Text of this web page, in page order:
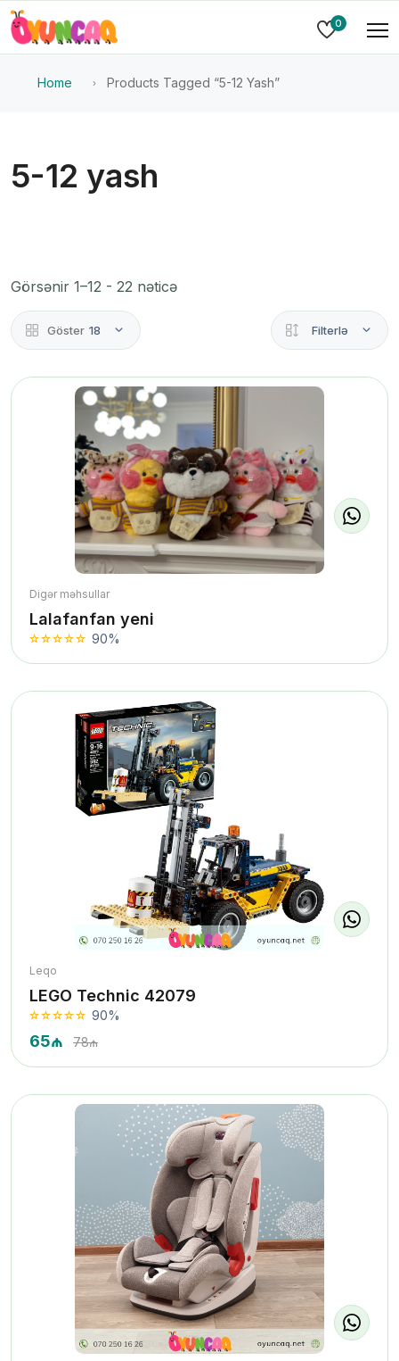
0
Home Products Tagged “5-12 Yash”
5-12 yash
Görsənir 1–12 - 22 nəticə
Göster 18 Filterlə
Digər məhsullar
Lalafanfan yeni
90%
Leqo
LEGO Technic 42079
90%
65₼ 78₼